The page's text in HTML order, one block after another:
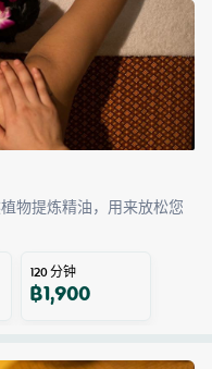
物提炼精油，用来放松您
120分钟
฿1,900